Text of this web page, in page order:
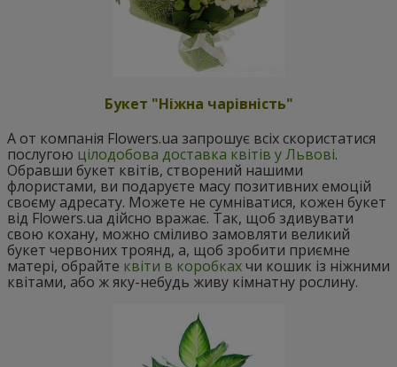
Букет "Ніжна чарівність"
А от компанія Flowers.ua запрошує всіх скористатися
послугою цілодобова доставка квітів у Львові.
Обравши букет квітів, створений нашими
флористами, ви подаруєте масу позитивних емоцій
своєму адресату. Можете не сумніватися, кожен букет
від Flowers.ua дійсно вражає. Так, щоб здивувати
свою кохану, можно сміливо замовляти великий
букет червоних троянд, а, щоб зробити приємне
матері, обрайте квіти в коробкахчи кошик із ніжними
квітами, або ж яку-небудь живу кімнатну рослину.